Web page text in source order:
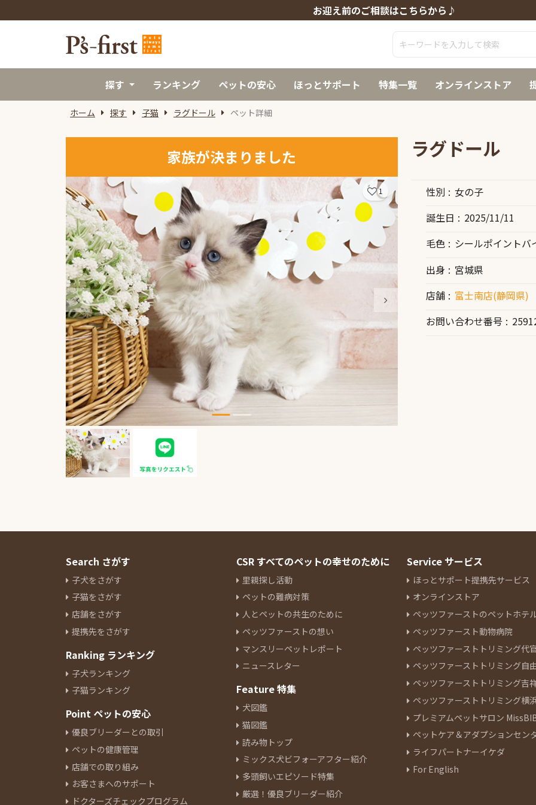
お迎え前のご相談はこちらから♪
探す ランキング ペットの安心 ほっとサポート 特集一覧 オンラインストア
ホーム 探す 子猫 ラグドール ペット詳細
家族が決まりました
1
ラグドール
性別
女の子
誕生日
2025/11/11
毛色
シールポイントバ
出身
宮城県
店舗
富士南店(静岡県)
お問い合わせ番号
Search さがす
子犬をさがす
子猫をさがす
店舗をさがす
提携先をさがす
Ranking ランキング
子犬ランキング
子猫ランキング
Point ペットの安心
優良ブリーダーとの取引
ペットの健康管理
店舗での取り組み
お客さまへのサポート
ドクターズチェックプログラム
CSR すべてのペットの幸せのために
里親探し活動
ペットの難病対策
人とペットの共生のために
ペッツファーストの想い
マンスリーペットレポート
ニュースレター
Feature 特集
犬図鑑
猫図鑑
読み物トップ
ミックス犬ビフォーアフター紹介
多頭飼いエピソード特集
厳選！優良ブリーダー紹介
Service サービス
ほっとサポート提携先サービス
オンラインストア
ペッツファーストのペットホテ
ペッツファースト動物病院
ペッツファーストトリミング代
ペッツファーストトリミング自
ペッツファーストトリミング吉
ペッツファーストトリミング横
プレミアムペットサロン
ペットケア＆アダプションセン
ライフパートナーイケダ
For English